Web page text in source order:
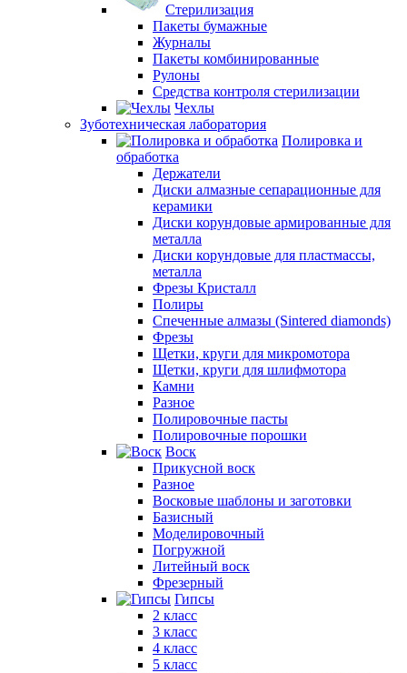
Стерилизация
Пакеты бумажные
Журналы
Пакеты комбинированные
Рулоны
Средства контроля стерилизации
Чехлы
Зуботехническая лаборатория
Полировка и
обработка
Держатели
Диски алмазные сепарационные для
керамики
Диски корундовые армированные для
металла
Диски корундовые для пластмассы,
металла
Фрезы Кристалл
Полиры
Спеченные алмазы (Sintered diamonds)
Фрезы
Щетки, круги для микромотора
Щетки, круги для шлифмотора
Камни
Разное
Полировочные пасты
Полировочные порошки
Воск
Прикусной воск
Разное
Восковые шаблоны и заготовки
Базисный
Моделировочный
Погружной
Литейный воск
Фрезерный
Гипсы
2 класс
3 класс
4 класс
5 класс